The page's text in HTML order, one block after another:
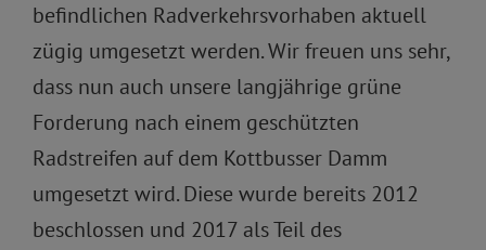
befindlichen Radverkehrsvorhaben aktuell
zügig umgesetzt werden. Wir freuen uns sehr,
dass nun auch unsere langjährige grüne
Forderung nach einem geschützten
Radstreifen auf dem Kottbusser Damm
umgesetzt wird. Diese wurde bereits 2012
beschlossen und 2017 als Teil des